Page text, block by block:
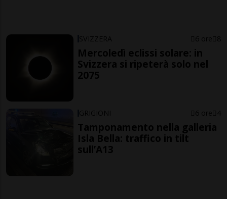
SVIZZERA 6 ore 8
Mercoledì eclissi solare: in
Svizzera si ripeterà solo nel
2075
GRIGIONI 6 ore 4
Tamponamento nella galleria
Isla Bella: traffico in tilt
sull’A13